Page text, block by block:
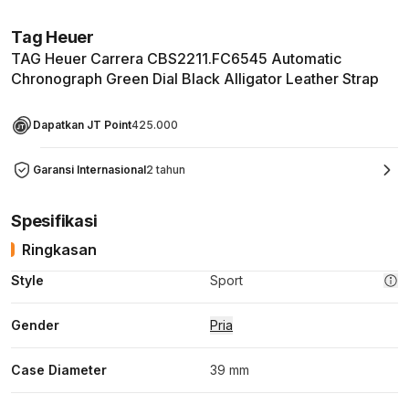
Tag Heuer
TAG Heuer Carrera CBS2211.FC6545 Automatic
Chronograph Green Dial Black Alligator Leather Strap
Dapatkan JT Point425.000
Garansi Internasional2 tahun
Spesifikasi
Ringkasan
Style Sport
Gender Pria
Case Diameter 39 mm